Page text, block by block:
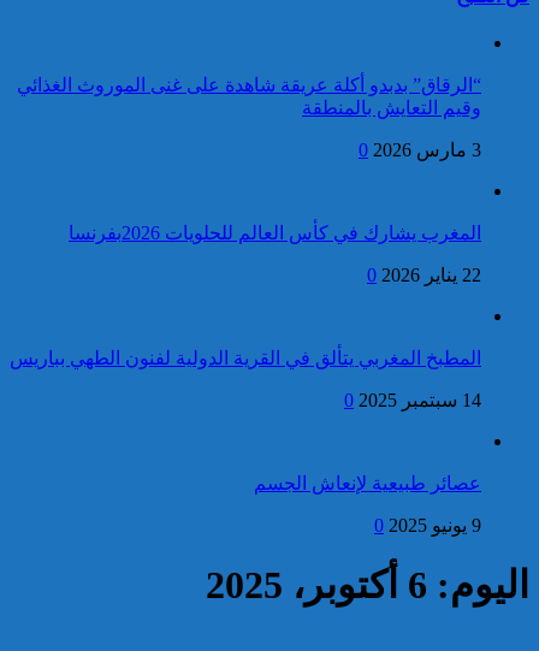
العرش المجيد
من المدير العام لمنظمة
العرش المجيد
برقية تهنئة إلى جلالة الملك
من ولي عهد مملكة البحرين
بمناسبة عيد العرش المجيد
برقية تهنئة إلى جلالة الملك
من الأمين العام لجامعة
وملابسات إقدام شخص كان
موضوع بحث قضائي على محاولة
الانتحار بالدار البيضاء
شخصا للاشتباه في تورطهم في
وظيفتهم بغرض الارتشاء
“الرقاق” بدبدو أكلة عريقة شاهدة على غنى الموروث الغذائي
وقيم التعايش بالمنطقة
3 مارس 2026 0
المغرب يشارك في كأس العالم للحلويات 2026بفرنسا
22 يناير 2026 0
المطبخ المغربي يتألق في القرية الدولية لفنون الطهي بباريس
14 سبتمبر 2025 0
عصائر طبيعية لإنعاش الجسم
9 يونيو 2025 0
اليوم: 6 أكتوبر، 2025